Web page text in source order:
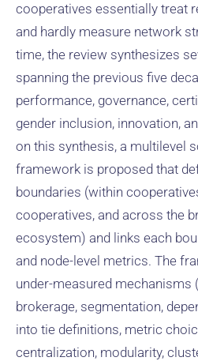
cooperatives essentially treat
and hardly measure network
time, the review synthesizes
spanning the previous five
performance, governance,
gender inclusion, innovation,
on this synthesis, a multilevel
framework is proposed that
boundaries (within
cooperatives, and across the
ecosystem) and links each
and node-level metrics. The
under-measured mechanisms
brokerage, segmentation,
into tie definitions, metric
centralization, modularity,